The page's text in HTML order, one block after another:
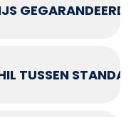
TUSSEN